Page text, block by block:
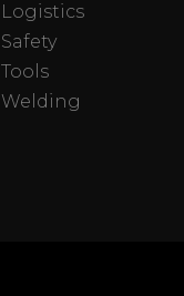
Logistics
Safety
Tools
Welding